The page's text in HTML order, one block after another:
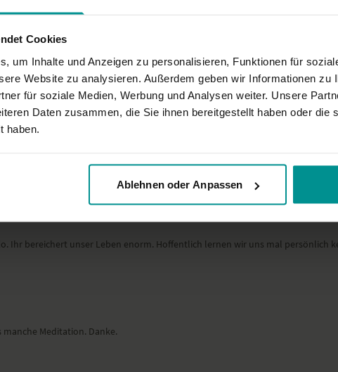
Cookies
um Inhalte und Anzeigen zu personalisieren, Funktionen für
Website zu analysieren. Außerdem geben wir Informationen zu
für soziale Medien, Werbung und Analysen weiter. Unsere
Daten zusammen, die Sie ihnen bereitgestellt haben oder die
haben.
Ablehnen oder Anpassen
Ihr bereichert unser Leben enorm. Hoffentlich lernen wir uns mal
Meditation. Danke.